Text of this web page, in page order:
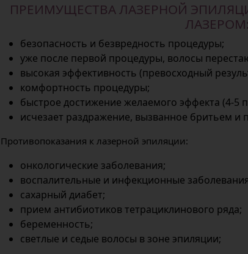
ПРЕИМУЩЕСТВА ЛАЗЕРНОЙ
ЛАЗЕРОМ:
безопасность и безвредность процедуры;
уже после первой процедуры, волосы
высокая эффективность (превосходный
комфортность процедуры;
быстрое достижение желаемого эффекта (4-5
исчезает раздражение, вызванное бритьем и
Противопоказания к лазерной эпиляции:
онкологические заболевания;
воспалительные и инфекционные
сахарный диабет;
прием антибиотиков тетрациклинового ряда;
беременность;
светлые и седые волосы в зоне эпиляции;